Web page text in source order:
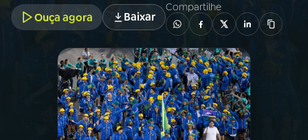
PROGRAMAS
PODCASTS
Ouça agora Baixar
Compartilhe